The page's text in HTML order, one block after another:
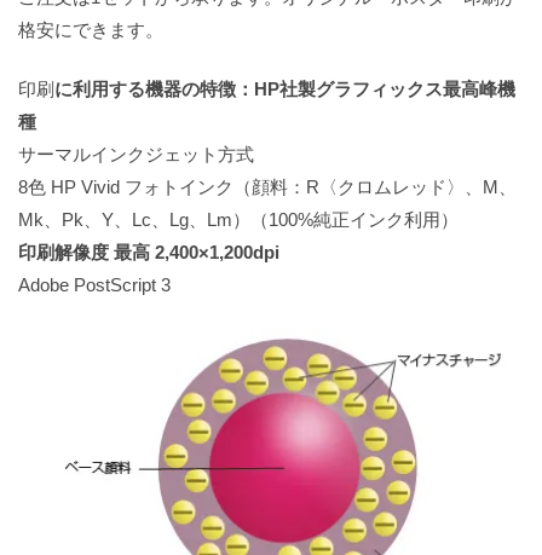
格安にできます。
印刷 に利用する機器の特徴：HP社製グラフィックス最高峰機
種
サーマルインクジェット方式
8色 HP Vivid フォトインク（顔料：R〈クロムレッド〉、M、
Mk、Pk、Y、Lc、Lg、Lm）（100%純正インク利用）
印刷解像度 最高 2,400×1,200dpi
Adobe PostScript 3